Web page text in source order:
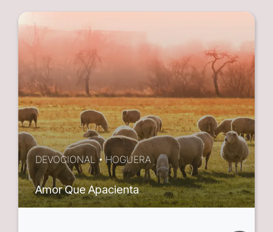
DEVOCIONAL•HOGUERA
Amor Que Apacienta